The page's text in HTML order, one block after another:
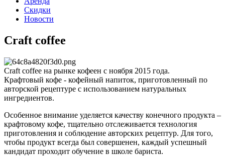
Скидки
Новости
Craft coffee
Craft coffee на рынке кофеен с ноября 2015 года.
Крафтовый кофе - кофейный напиток, приготовленный по
авторской рецептуре с использованием натуральных
ингредиентов.
Особенное внимание уделяется качеству конечного продукта –
крафтовому кофе, тщательно отслеживается технология
приготовления и соблюдение авторских рецептур. Для того,
чтобы продукт всегда был совершенен, каждый успешный
кандидат проходит обучение в школе бариста.